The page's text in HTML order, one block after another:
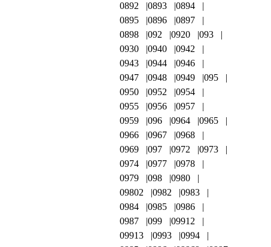
0892
0893
0894
0895
0896
0897
0898
092 0920
093
0930
0940
0942
0943
0944
0946
0947
0948 0949
095
0950
0952
0954
0955
0956
0957
0959
096 0964
0965
0966
0967
0968
0969
097 0972
0973
0974
0977
0978
0979
098
0980
09802
0982
0983
0984
0985
0986
0987
099
09912
09913
0993
0994